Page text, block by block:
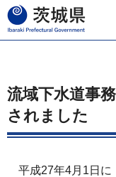
茨城県
流域下水道事
されました
平成27年4月1日 に